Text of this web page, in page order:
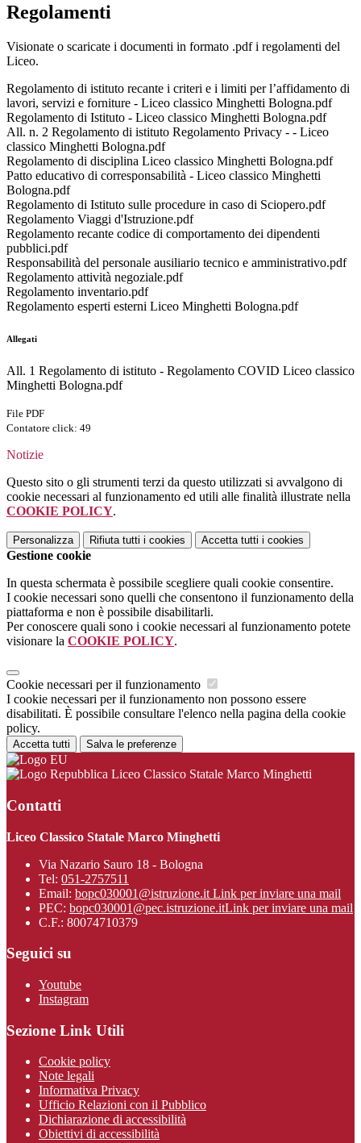
Regolamenti
Visionate o scaricate i documenti in formato .pdf i regolamenti del
Liceo.
Regolamento di istituto recante i criteri e i limiti per l’affidamento di
lavori, servizi e forniture - Liceo classico Minghetti Bologna.pdf
Regolamento di Istituto - Liceo classico Minghetti Bologna.pdf
All. n. 2 Regolamento di istituto Regolamento Privacy - - Liceo
classico Minghetti Bologna.pdf
Regolamento di disciplina Liceo classico Minghetti Bologna.pdf
Patto educativo di corresponsabilità - Liceo classico Minghetti
Bologna.pdf
Regolamento di Istituto sulle procedure in caso di Sciopero.pdf
Regolamento Viaggi d'Istruzione.pdf
Regolamento recante codice di comportamento dei dipendenti
pubblici.pdf
Responsabilità del personale ausiliario tecnico e amministrativo.pdf
Regolamento attività negoziale.pdf
Regolamento inventario.pdf
Regolamento esperti esterni Liceo Minghetti Bologna.pdf
Allegati
All. 1 Regolamento di istituto - Regolamento COVID Liceo classico
Minghetti Bologna.pdf
File PDF
Contatore click: 49
Notizie
Questo sito o gli strumenti terzi da questo utilizzati si avvalgono di
cookie necessari al funzionamento ed utili alle finalità illustrate nella
COOKIE POLICY.
Personalizza Rifiuta tutti i cookies Accetta tutti i cookies
Gestione cookie
In questa schermata è possibile scegliere quali cookie consentire.
I cookie necessari sono quelli che consentono il funzionamento della
piattaforma e non è possibile disabilitarli.
Per conoscere quali sono i cookie necessari al funzionamento potete
visionare la COOKIE POLICY.
Cookie necessari per il funzionamento
I cookie necessari per il funzionamento non possono essere
disabilitati. È possibile consultare l'elenco nella pagina della cookie
policy.
Accetta tutti Salva le preferenze
Liceo Classico Statale Marco Minghetti
Contatti
Liceo Classico Statale Marco Minghetti
Via Nazario Sauro 18 - Bologna
Tel: 051-2757511
Email: bopc030001@istruzione.it Link per inviare una mail
PEC: bopc030001@pec.istruzione.itLink per inviare una mail
C.F.: 80074710379
Seguici su
Youtube
Instagram
Sezione Link Utili
Cookie policy
Note legali
Informativa Privacy
Ufficio Relazioni con il Pubblico
Dichiarazione di accessibilità
Obiettivi di accessibilità